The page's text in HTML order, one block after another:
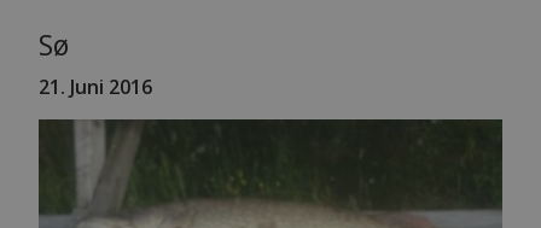
Sø
21. Juni 2016